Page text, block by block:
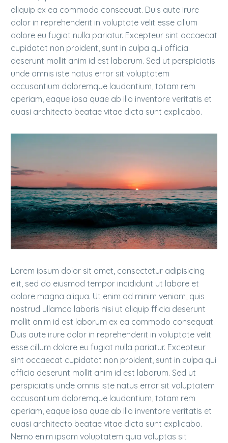
aliquip ex ea commodo consequat. Duis aute irure
dolor in reprehenderit in voluptate velit esse cillum
dolore eu fugiat nulla pariatur. Excepteur sint occaecat
cupidatat non proident, sunt in culpa qui officia
deserunt mollit anim id est laborum. Sed ut perspiciatis
unde omnis iste natus error sit voluptatem
accusantium doloremque laudantium, totam rem
aperiam, eaque ipsa quae ab illo inventore veritatis et
quasi architecto beatae vitae dicta sunt explicabo.
Lorem ipsum dolor sit amet, consectetur adipisicing
elit, sed do eiusmod tempor incididunt ut labore et
dolore magna aliqua. Ut enim ad minim veniam, quis
nostrud ullamco laboris nisi ut aliquip fficia deserunt
mollit anim id est laborum ex ea commodo consequat.
Duis aute irure dolor in reprehenderit in voluptate velit
esse cillum dolore eu fugiat nulla pariatur. Excepteur
sint occaecat cupidatat non proident, sunt in culpa qui
officia deserunt mollit anim id est laborum. Sed ut
perspiciatis unde omnis iste natus error sit voluptatem
accusantium doloremque laudantium, totam rem
aperiam, eaque ipsa quae ab illo inventore veritatis et
quasi architecto beatae vitae dicta sunt explicabo.
Nemo enim ipsam voluptatem quia voluptas sit